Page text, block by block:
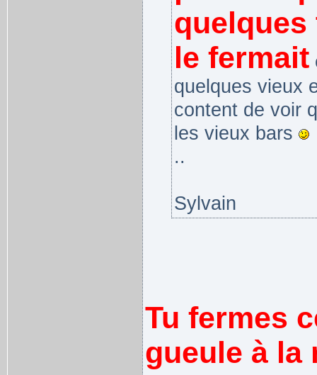
quelques
le fermait
quelques vieux
content de voir
les vieux bars
..
Sylvain
Tu fermes
gueule à la